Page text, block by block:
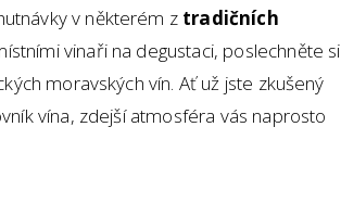
v některém z tradičních
vinaři na degustaci, poslechněte si
moravských vín. Ať už jste zkušený
vína, zdejší atmosféra vás naprosto